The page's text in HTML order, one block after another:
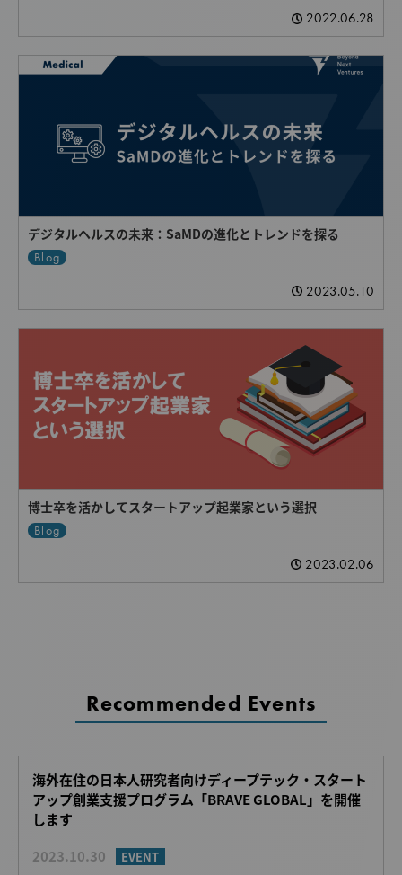
2022.06.28
デジタルヘルスの未来：SaMDの進化とトレンドを探る
Blog
2023.05.10
博士卒を活かしてスタートアップ起業家という選択
Blog
2023.02.06
Recommended Events
海外在住の日本人研究者向けディープテック・スタート
アップ創業支援プログラム「BRAVE GLOBAL」を開催
します
2023.10.30
EVENT